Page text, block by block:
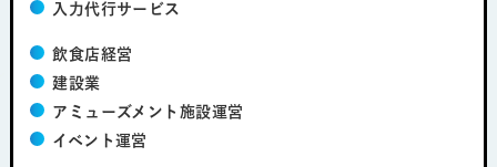
入力代行サービス
飲食店経営
建設業
アミューズメント施設運営
イベント運営